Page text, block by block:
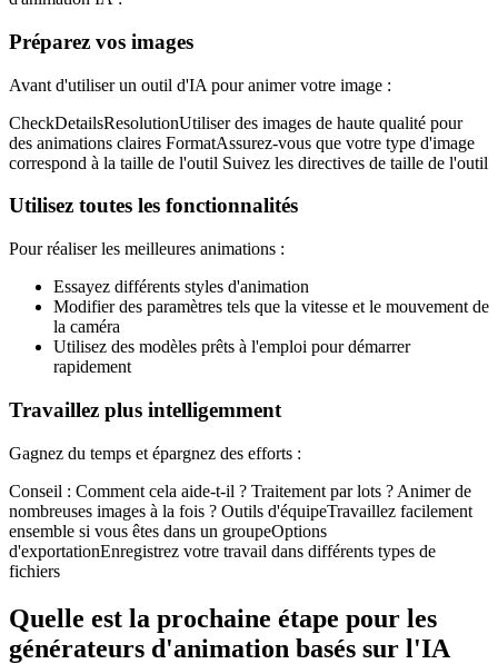
Préparez vos images
Avant d'utiliser un outil d'IA pour animer votre image :
CheckDetailsResolutionUtiliser des images de haute qualité pour
des animations claires FormatAssurez-vous que votre type d'image
correspond à la taille de l'outil Suivez les directives de taille de l'outil
Utilisez toutes les fonctionnalités
Pour réaliser les meilleures animations :
Essayez différents styles d'animation
Modifier des paramètres tels que la vitesse et le mouvement de
la caméra
Utilisez des modèles prêts à l'emploi pour démarrer
rapidement
Travaillez plus intelligemment
Gagnez du temps et épargnez des efforts :
Conseil : Comment cela aide-t-il ? Traitement par lots ? Animer de
nombreuses images à la fois ? Outils d'équipeTravaillez facilement
ensemble si vous êtes dans un groupeOptions
d'exportationEnregistrez votre travail dans différents types de
fichiers
Quelle est la prochaine étape pour les
générateurs d'animation basés sur l'IA